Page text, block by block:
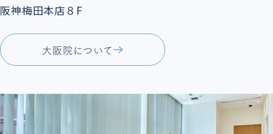
阪神梅田本店８F
大阪院について